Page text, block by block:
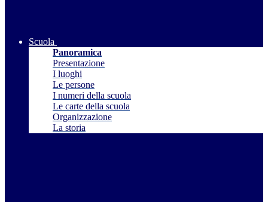
Scuola
Panoramica
Presentazione
I luoghi
Le persone
I numeri della scuola
Le carte della scuola
Organizzazione
La storia